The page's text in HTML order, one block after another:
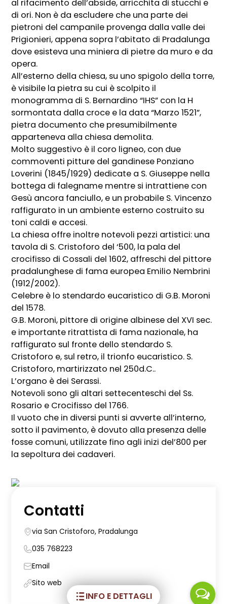
INFO E DETTAGLI
al rifacimento dell’abside, arricchita di stucchi e
di ori. Non è da escludere che una parte dei
pietroni del campanile provenga dalla valle dei
Prigionieri, appena sopra l’abitato di Pradalunga
dove esisteva una miniera di pietre da muro e da
opera.
All’esterno della chiesa, su uno spigolo della torre,
è visibile la pietra su cui è scolpito il
monogramma di S. Bernardino “IHS” con la H
sormontata dalla croce e la data “Marzo 1521”,
pietra documento che presumibilmente
apparteneva alla chiesa demolita.
Molto suggestivo è il coro ligneo, con due
commoventi pitture del gandinese Ponziano
Loverini (1845/1929) dedicate a S. Giuseppe nella
bottega di falegname mentre si intrattiene con
Gesù ancora fanciullo, e un probabile S. Vincenzo
raffigurato in un ambiente esterno costruito su
toni caldi e accesi.
La chiesa offre inoltre notevoli pezzi artistici: una
tavola di S. Cristoforo del ‘500, la pala del
crocifisso di Cossali del 1602, affreschi del pittore
pradalunghese di fama europea Emilio Nembrini
(1912/2002).
Celebre è lo stendardo eucaristico di G.B. Moroni
del 1578.
G.B. Moroni, pittore di origine albinese del XVI sec.
e importante ritrattista di fama nazionale, ha
raffigurato sul fronte dello stendardo S.
Cristoforo e, sul retro, il trionfo eucaristico. S.
Cristoforo, martirizzato nel 250d.C..
L’organo è dei Serassi.
Notevoli sono gli altari settecenteschi del Ss.
Rosario e Crocifisso del 1766.
Il vuoto che in diversi punti si avverte all’interno,
sotto il pavimento, è dovuto alla presenza delle
fosse comuni, utilizzate fino agli inizi del’800 per
la sepoltura dei cadaveri.
Contatti
via San Cristoforo, Pradalunga
035 768223
Email
Sito web